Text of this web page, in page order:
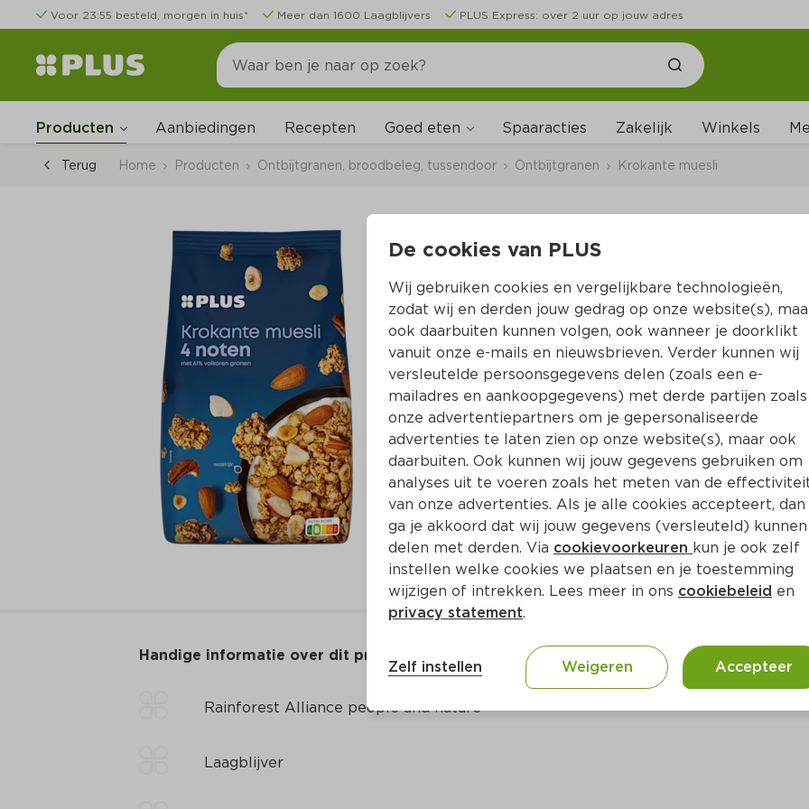
Voor 23:55 besteld, morgen in huis* Meer dan 1600 Laagblijvers PLUS Express: over 2 uur op jouw adres
Producten Aanbiedingen Recepten Goed eten Spaaracties Zakelijk Winkels
Terug Home Producten Ontbijtgranen, broodbeleg, tussendoor Ontbijtgranen Krokante muesli
PLUS Krokante
Per Stazak 900 g  (per kilo €3.50)
3.15
Toevoegen
Handige informatie over dit product
Rainforest Alliance people and nature
Laagblijver
De cookies van PLUS
Wij gebruiken cookies en vergelijkbare technologieën,
zodat wij en derden jouw gedrag op onze website(s),
ook daarbuiten kunnen volgen, ook wanneer je doorklikt
vanuit onze e-mails en nieuwsbrieven. Verder kunnen wij
versleutelde persoonsgegevens delen (zoals een e-
mailadres en aankoopgegevens) met derde partijen zoals
onze advertentiepartners om je gepersonaliseerde
advertenties te laten zien op onze website(s), maar ook
daarbuiten. Ook kunnen wij jouw gegevens gebruiken om
analyses uit te voeren zoals het meten van de
van onze advertenties. Als je alle cookies accepteert, dan
ga je akkoord dat wij jouw gegevens (versleuteld) kunnen
delen met derden. Via cookievoorkeuren kun je ook zelf
instellen welke cookies we plaatsen en je toestemming
wijzigen of intrekken. Lees meer in ons cookiebeleid en
privacy statement.
Zelf instellen Weigeren Accepteer